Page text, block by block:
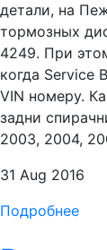
детали, на
тормозных
4249. При
когда Service
VIN номеру.
задни
2003, 2004,
31 Aug 2016
Подробнее